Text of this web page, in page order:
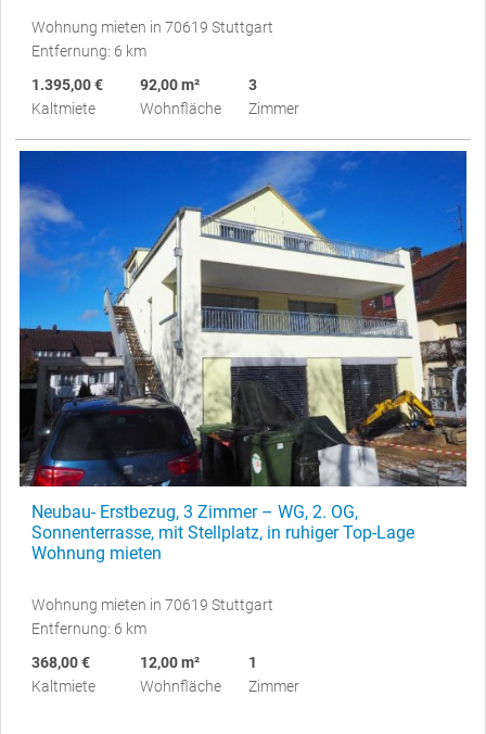
Wohnung mieten in 70619 Stuttgart
Entfernung: 6 km
1.395,00 €
Kaltmiete
92,00 m²
Wohnfläche
3
Zimmer
Neubau- Erstbezug, 3 Zimmer – WG, 2. OG,
Sonnenterrasse, mit Stellplatz, in ruhiger Top-Lage
Wohnung mieten
Wohnung mieten in 70619 Stuttgart
Entfernung: 6 km
368,00 €
Kaltmiete
12,00 m²
Wohnfläche
1
Zimmer